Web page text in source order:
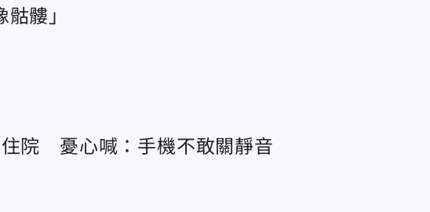
髏」
院 憂心喊：手機不敢關靜音